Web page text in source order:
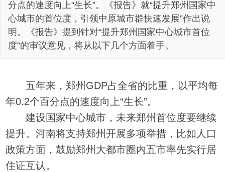
分点的速度向上“生长”。《报告》就“提升郑州国家中
心城市的首位度，引领中原城市群快速发展”作出说
明。《报告》提到针对“提升郑州国家中心城市首位
度”的审议意见，将从以下几个方面着手。
五年来，郑州GDP占全省的比重，以平均每
年0.2个百分点的速度向上“生长”。
建设国家中心城市，未来郑州首位度要继续
提升。河南将支持郑州开展多项举措，比如人口
政策方面，鼓励郑州大都市圈内五市率先实行居
住证互认。